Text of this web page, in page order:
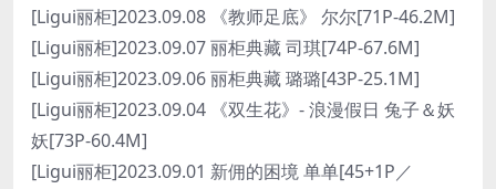
[Ligui丽柜]2023.09.08 《教师足底》 尔尔[71P-46.2M]
[Ligui丽柜]2023.09.07 丽柜典藏 司琪[74P-67.6M]
[Ligui丽柜]2023.09.06 丽柜典藏 璐璐[43P-25.1M]
[Ligui丽柜]2023.09.04 《双生花》- 浪漫假日 兔子＆妖
妖[73P-60.4M]
[Ligui丽柜]2023.09.01 新佣的困境 单单[45+1P／